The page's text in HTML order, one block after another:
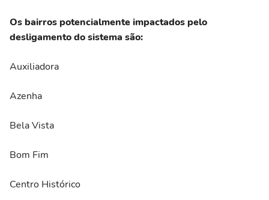
Os bairros potencialmente impactados pelo
desligamento do sistema são:
Auxiliadora
Azenha
Bela Vista
Bom Fim
Centro Histórico